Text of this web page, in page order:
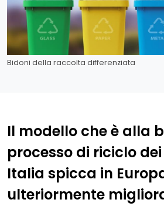
Bidoni della raccolta differenziata
Il modello che è alla
processo di riciclo
Italia spicca in
ulteriormente